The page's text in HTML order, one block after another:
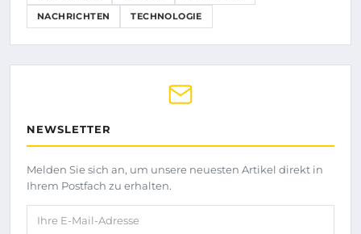
NACHRICHTEN TECHNOLOGIE
NEWSLETTER
Melden Sie sich an, um unsere neuesten Artikel direkt in
Ihrem Postfach zu erhalten.
Ihre E-Mail-Adresse